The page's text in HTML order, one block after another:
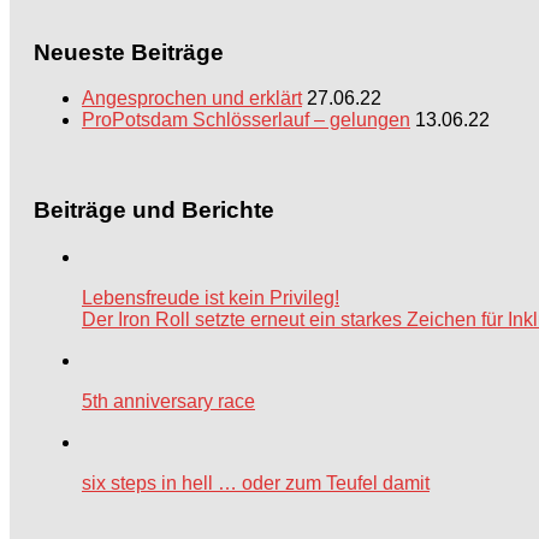
Neueste Beiträge
Angesprochen und erklärt 27.06.22
ProPotsdam Schlösserlauf – gelungen 13.06.22
Beiträge und Berichte
Lebensfreude ist kein Privileg!
Der Iron Roll setzte erneut ein starkes Zeichen für
5th anniversary race
six steps in hell … oder zum Teufel damit